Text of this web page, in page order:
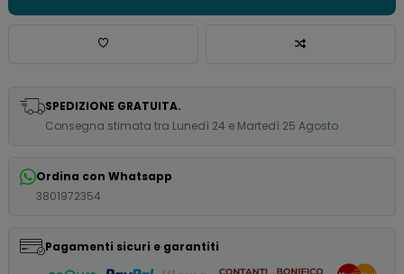
SPEDIZIONE GRATUITA.
Consegna stimata tra Lunedì 24 e Martedì 25 Agosto
Ordina con Whatsapp
3801972354
Pagamenti sicuri e garantiti